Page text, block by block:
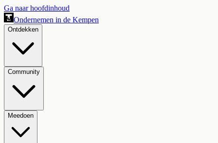
Ga naar hoofdinhoud
Ondernemen in de Kempen
Ontdekken
Community
Meedoen